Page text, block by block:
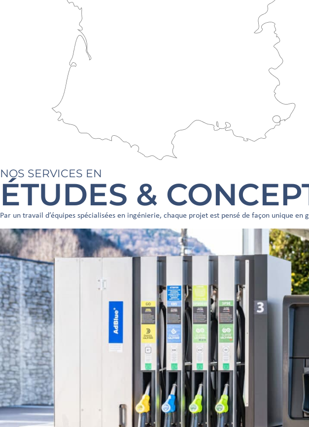
NOS SERVICES EN
ÉTUDES &
Par un travail d’équipes spécialisées en ingénierie, chaque projet est pensé de façon unique